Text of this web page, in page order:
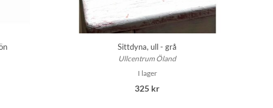
Sittdyna, ull - grå
Ullcentrum Öland
I lager
325 kr